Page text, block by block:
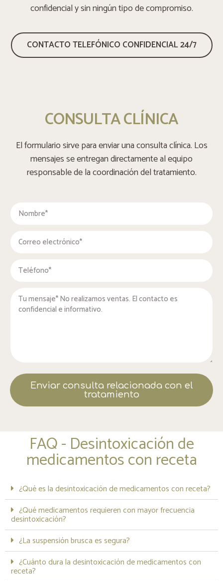
confidencial y sin ningún tipo de compromiso.
CONTACTO TELEFÓNICO CONFIDENCIAL 24/7
CONSULTA CLÍNICA
El formulario sirve para enviar una consulta clínica. Los
mensajes se entregan directamente al equipo
responsable de la coordinación del tratamiento.
Enviar consulta relacionada con el
tratamiento
FAQ - Desintoxicación de
medicamentos con receta
¿Qué es la desintoxicación de medicamentos con receta?
¿Qué medicamentos requieren con mayor frecuencia
desintoxicación?
¿La suspensión brusca es segura?
¿Cuánto dura la desintoxicación de medicamentos con
receta?